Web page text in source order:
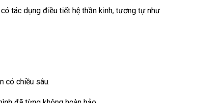
tác dụng điều tiết hệ thần kinh, tương tự như
có chiều sâu.